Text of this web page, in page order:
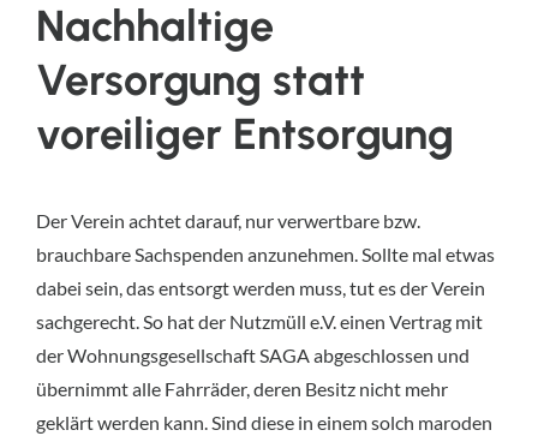
Nachhaltige
Versorgung statt
voreiliger Entsorgung
Der Verein achtet darauf, nur verwertbare bzw.
brauchbare Sachspenden anzunehmen. Sollte mal etwas
dabei sein, das entsorgt werden muss, tut es der Verein
sachgerecht. So hat der Nutzmüll e.V. einen Vertrag mit
der Wohnungsgesellschaft SAGA abgeschlossen und
übernimmt alle Fahrräder, deren Besitz nicht mehr
geklärt werden kann. Sind diese in einem solch maroden